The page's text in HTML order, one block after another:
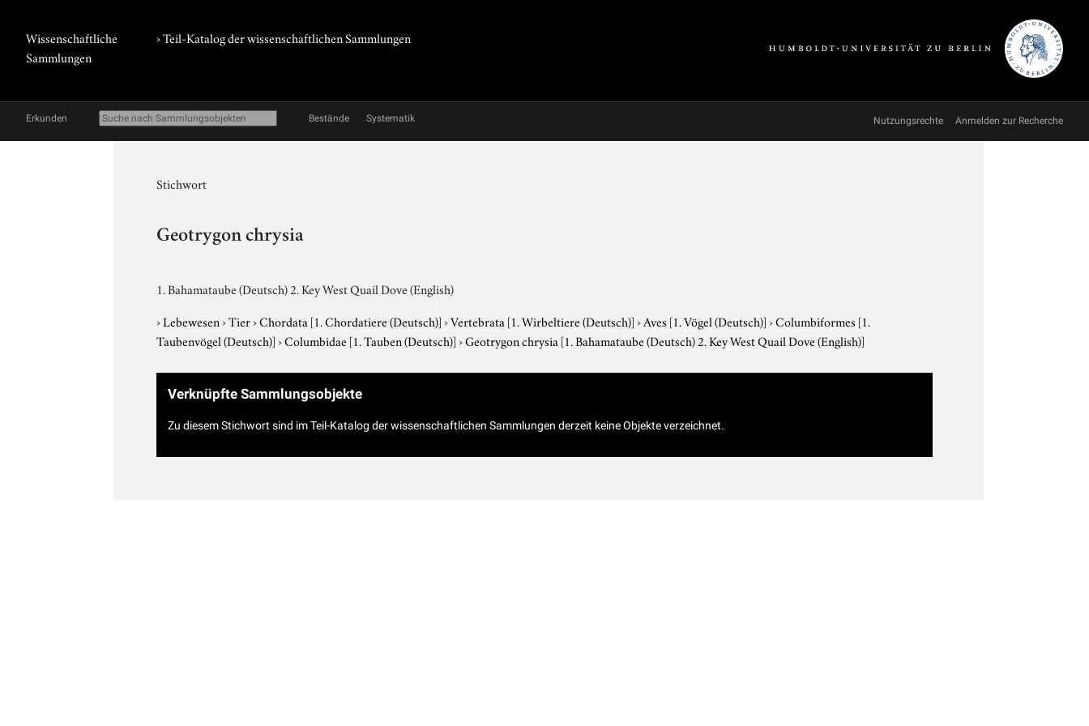
Wissenschaftliche
Sammlungen
› Teil-Katalog der wissenschaftlichen Sammlungen
Erkunden Bestände Systematik Nutzungsrechte Anmelden zur Recherche
Stichwort
Geotrygon chrysia
1. Bahamataube (Deutsch) 2. Key West Quail Dove (English)
›Lebewesen›Tier›Chordata [1. Chordatiere (Deutsch)]›Vertebrata [1. Wirbeltiere (Deutsch)]›Aves [1. Vögel (Deutsch)]›Columbiformes [1.
Taubenvögel (Deutsch)]›Columbidae [1. Tauben (Deutsch)]›Geotrygon chrysia [1. Bahamataube (Deutsch) 2. Key West Quail Dove (English)]
Verknüpfte Sammlungsobjekte
Zu diesem Stichwort sind im Teil-Katalog der wissenschaftlichen Sammlungen derzeit keine Objekte verzeichnet.